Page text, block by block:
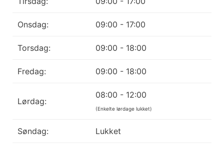
Onsdag: 09:00 - 17:00
Torsdag: 09:00 - 18:00
Fredag: 09:00 - 18:00
Lørdag:
08:00 - 12:00
(Enkelte lørdage lukket)
Søndag: Lukket